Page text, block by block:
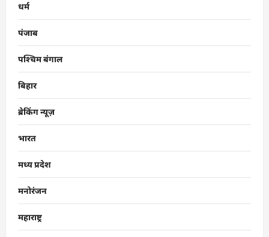
धर्म
पंजाब
पश्चिम बंगाल
बिहार
ब्रेकिंग न्यूज़
भारत
मध्य प्रदेश
मनोरंजन
महाराष्ट्र